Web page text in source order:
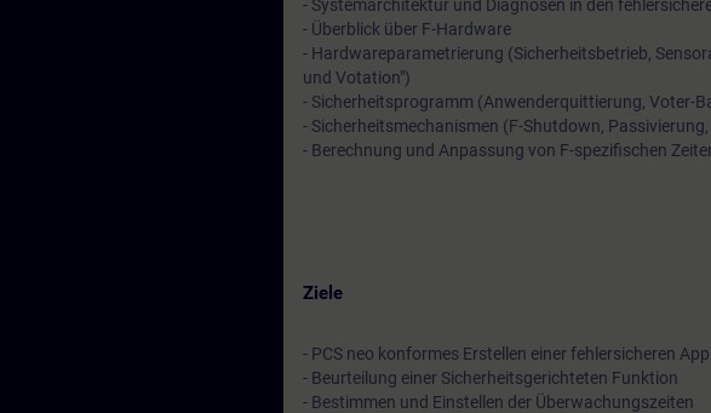
Wissensstand in
- Systemarchitektur und Diagnosen in den
- Überblick über F-Hardware
- Hardwareparametrierung (Sicherheitsbetrieb,
und Votation")
- Sicherheitsprogramm (Anwenderquittierung, Voter-
- Sicherheitsmechanismen (F-Shutdown,
- Berechnung und Anpassung von F-spezifischen
Ziele
- PCS neo konformes Erstellen einer fehlersicheren
- Beurteilung einer Sicherheitsgerichteten Funktion
- Bestimmen und Einstellen der Überwachungszeiten